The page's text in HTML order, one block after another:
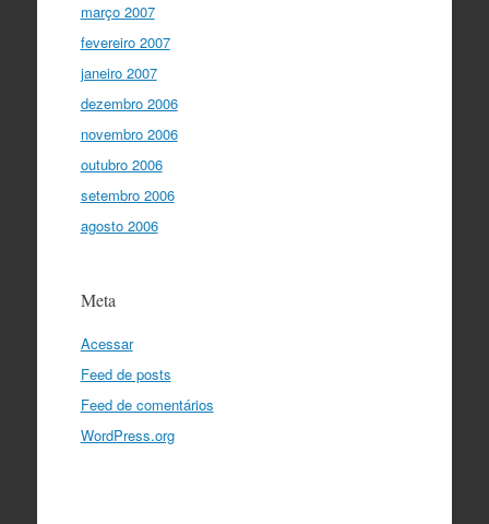
março 2007
fevereiro 2007
janeiro 2007
dezembro 2006
novembro 2006
outubro 2006
setembro 2006
agosto 2006
Meta
Acessar
Feed de posts
Feed de comentários
WordPress.org